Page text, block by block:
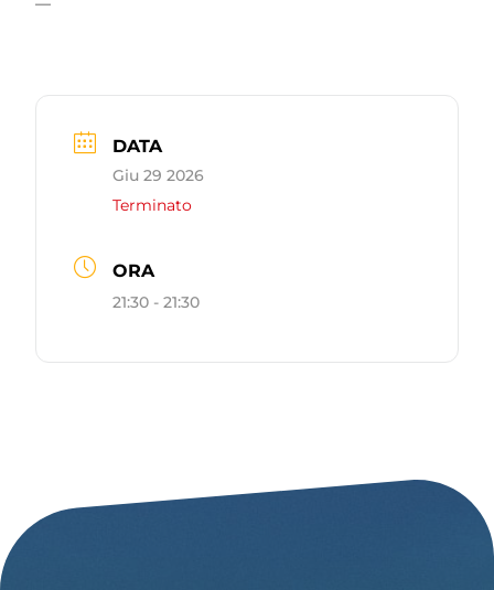
DATA
Giu 29 2026
Terminato
ORA
21:30 - 21:30